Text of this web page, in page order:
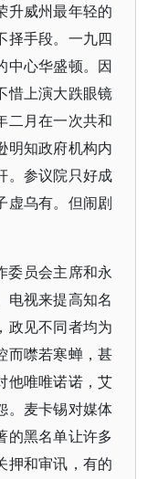
升威州最年轻的
择手段。一九四
中心华盛顿。因
惜上演大跌眼镜
二月在一次共和
明知政府机构内
。参议院只好成
虚乌有。但闹剧
委员会主席和永
电视来提高知名
政见不同者均为
而噤若寒蝉，甚
他唯唯诺诺，艾
。麦卡锡对媒体
的黑名单让许多
押和审讯，有的